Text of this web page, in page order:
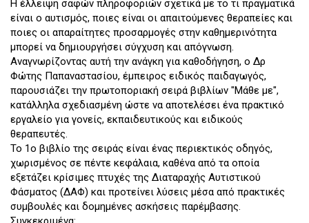
Η έλλειψη σαφών πληροφοριών σχετικά με το τι πραγματικά
είναι ο αυτισμός, ποιες είναι οι απαιτούμενες θεραπείες και
ποιες οι απαραίτητες προσαρμογές στην καθημερινότητα
μπορεί να δημιουργήσει σύγχυση και απόγνωση.
Αναγνωρίζοντας αυτή την ανάγκη για καθοδήγηση, ο Δρ
Φώτης Παπαναστασίου, έμπειρος ειδικός παιδαγωγός,
παρουσιάζει την πρωτοποριακή σειρά βιβλίων "Μάθε με",
κατάλληλα σχεδιασμένη ώστε να αποτελέσει ένα πρακτικό
εργαλείο για γονείς, εκπαιδευτικούς και ειδικούς
θεραπευτές.
Το 1ο βιβλίο της σειράς είναι ένας περιεκτικός οδηγός,
χωρισμένος σε πέντε κεφάλαια, καθένα από τα οποία
εξετάζει κρίσιμες πτυχές της Διαταραχής Αυτιστικού
Φάσματος (ΔΑΦ) και προτείνει λύσεις μέσα από πρακτικές
συμβουλές και δομημένες ασκήσεις παρέμβασης.